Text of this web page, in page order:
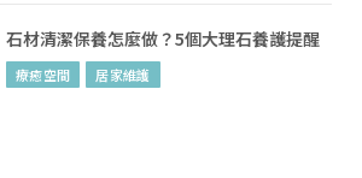
石材清潔保養怎麼做？5個大理石養護提醒
療癒空間 居家維護